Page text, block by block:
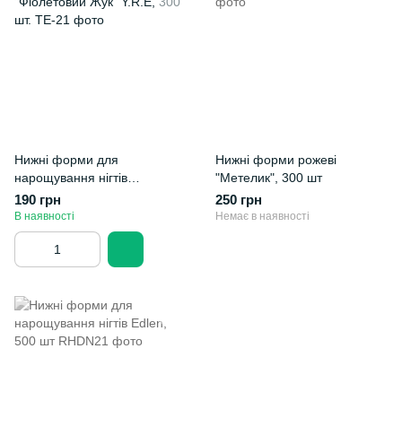
Нижні форми для
нарощування нігтів
"Фіолетовий Жук" Y.R.E, 300
шт.
190 грн
В наявності
Нижні форми рожеві
"Метелик", 300 шт
250 грн
Немає в наявності